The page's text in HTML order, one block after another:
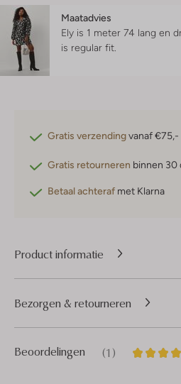
Maatadvies
Ely is 1 meter 74 lang en
is regular fit
Gratis verzendingvanaf €75,-
Gratis retourneren binnen 30
Betaal achteraf met Klarna
Product informatie
Beoordelingen (1) 1
5
Bezorgen & retourneren